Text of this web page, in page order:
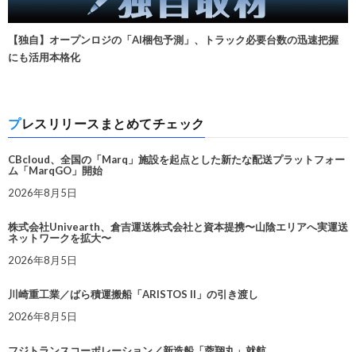
【独自】オープンロジの「AI梱包予測」、トラック必要台数の迅速把握
にも活用本格化
プレスリリースまとめてチェック
CBcloud、全国の「Marq」施設を起点とした新たな配送プラットフォー
ム「MarqGO」開始
2026年8月5日
株式会社Univearth、倉吉運送株式会社と資本提携〜山陰エリアへ実運送
ネットワークを拡大〜
2026年8月5日
川崎重工業／ばら積運搬船「ARISTOS II」の引き渡し
2026年8月5日